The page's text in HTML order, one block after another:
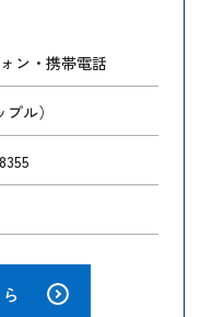
ン・携帯電話
ル）